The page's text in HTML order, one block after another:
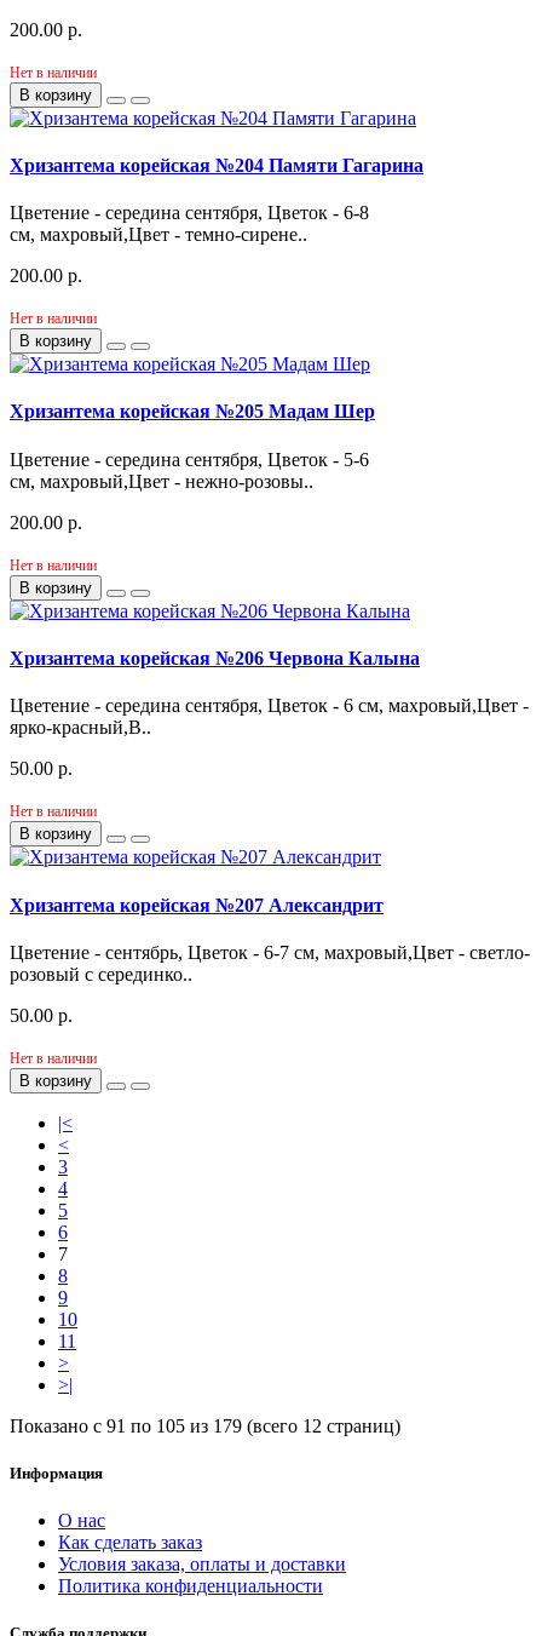
200.00 р.
Нет в наличии
В корзину
Хризантема корейская №204 Памяти Гагарина
Цветение - середина сентября, Цветок - 6-8
см, махровый,Цвет - темно-сирене..
200.00 р.
Нет в наличии
В корзину
Хризантема корейская №205 Мадам Шер
Цветение - середина сентября, Цветок - 5-6
см, махровый,Цвет - нежно-розовы..
200.00 р.
Нет в наличии
В корзину
Хризантема корейская №206 Червона Калына
Цветение - середина сентября, Цветок - 6 см, махровый,Цвет -
ярко-красный,В..
50.00 р.
Нет в наличии
В корзину
Хризантема корейская №207 Александрит
Цветение - сентябрь, Цветок - 6-7 см, махровый,Цвет - светло-
розовый с серединко..
50.00 р.
Нет в наличии
В корзину
|<
<
3
4
5
6
7
8
9
10
11
>
>|
Показано с 91 по 105 из 179 (всего 12 страниц)
Информация
О нас
Как сделать заказ
Условия заказа, оплаты и доставки
Политика конфиденциальности